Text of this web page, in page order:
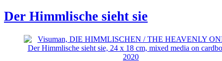
Der Himmlische sieht sie